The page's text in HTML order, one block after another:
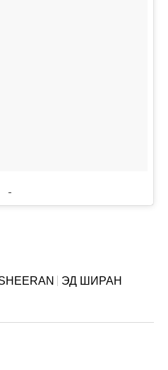
ЭД ШИРАН